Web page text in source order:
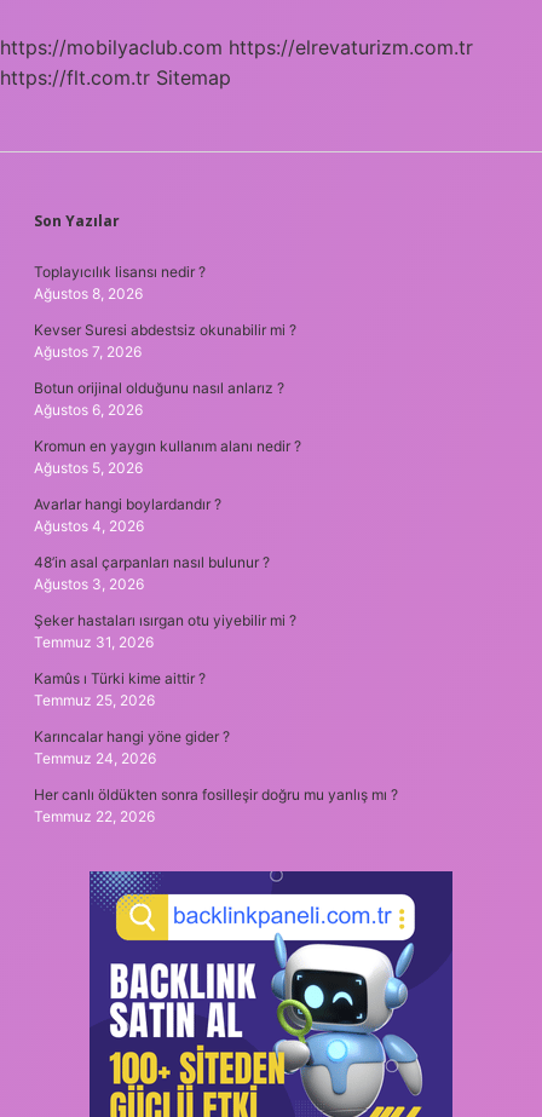
https://mobilyaclub.com https://elrevaturizm.com.tr
https://flt.com.tr Sitemap
SIDEBAR
Son Yazılar
Toplayıcılık lisansı nedir ?
Ağustos 8, 2026
Kevser Suresi abdestsiz okunabilir mi ?
Ağustos 7, 2026
Botun orijinal olduğunu nasıl anlarız ?
Ağustos 6, 2026
Kromun en yaygın kullanım alanı nedir ?
Ağustos 5, 2026
Avarlar hangi boylardandır ?
Ağustos 4, 2026
48’in asal çarpanları nasıl bulunur ?
Ağustos 3, 2026
Şeker hastaları ısırgan otu yiyebilir mi ?
Temmuz 31, 2026
Kamûs ı Türki kime aittir ?
Temmuz 25, 2026
Karıncalar hangi yöne gider ?
Temmuz 24, 2026
Her canlı öldükten sonra fosilleşir doğru mu yanlış mı ?
Temmuz 22, 2026